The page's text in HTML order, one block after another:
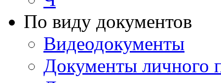
По виду документов
Видеодокументы
Документы личного